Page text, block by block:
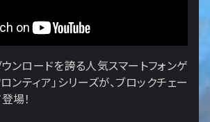
ンロードを誇る人気スマートフォンゲ
ンティア」シリーズが、ブロックチェー
場！